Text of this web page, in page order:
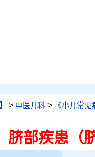
> 中医儿科 > 《小儿常见
脐部疾患（